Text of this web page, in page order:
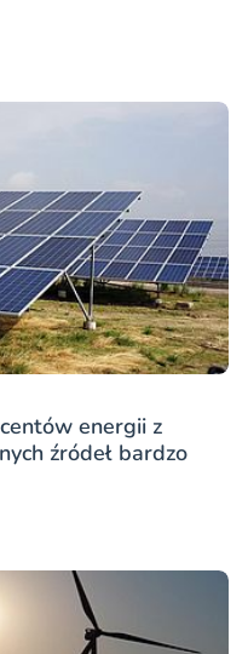
energii z
źródeł bardzo